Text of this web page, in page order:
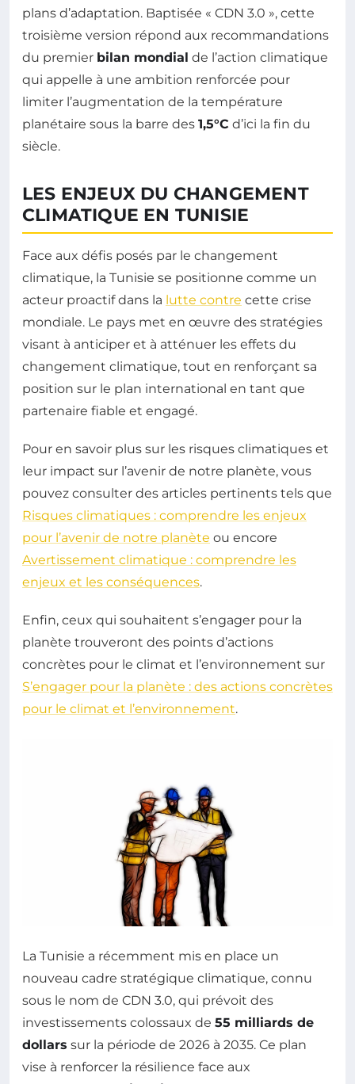
plans d’adaptation. Baptisée « CDN 3.0 », cette
troisième version répond aux recommandations
du premier bilan mondial de l’action climatique
qui appelle à une ambition renforcée pour
limiter l’augmentation de la température
planétaire sous la barre des 1,5°C d’ici la fin du
siècle.
LES ENJEUX DU CHANGEMENT
CLIMATIQUE EN TUNISIE
Face aux défis posés par le changement
climatique, la Tunisie se positionne comme un
acteur proactif dans la lutte contre cette crise
mondiale. Le pays met en œuvre des stratégies
visant à anticiper et à atténuer les effets du
changement climatique, tout en renforçant sa
position sur le plan international en tant que
partenaire fiable et engagé.
Pour en savoir plus sur les risques climatiques et
leur impact sur l’avenir de notre planète, vous
pouvez consulter des articles pertinents tels que
Risques climatiques : comprendre les enjeux
pour l’avenir de notre planète ou encore
Avertissement climatique : comprendre les
enjeux et les conséquences.
Enfin, ceux qui souhaitent s’engager pour la
planète trouveront des points d’actions
concrètes pour le climat et l’environnement sur
S’engager pour la planète : des actions concrètes
pour le climat et l’environnement.
La Tunisie a récemment mis en place un
nouveau cadre stratégique climatique, connu
sous le nom de CDN 3.0, qui prévoit des
investissements colossaux de 55 milliards de
dollars sur la période de 2026 à 2035. Ce plan
vise à renforcer la résilience face aux